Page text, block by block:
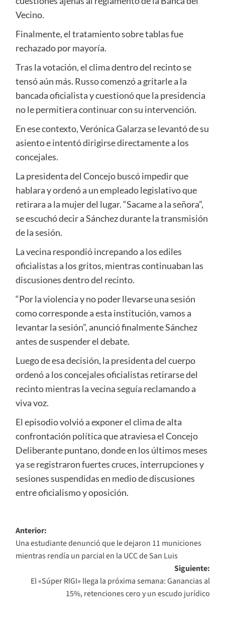
Vecino.
Finalmente, el tratamiento sobre tablas fue
rechazado por mayoría.
Tras la votación, el clima dentro del recinto se
tensó aún más. Russo comenzó a gritarle a la
bancada oficialista y cuestionó que la presidencia
no le permitiera continuar con su intervención.
En ese contexto, Verónica Galarza se levantó de su
asiento e intentó dirigirse directamente a los
concejales.
La presidenta del Concejo buscó impedir que
hablara y ordenó a un empleado legislativo que
retirara a la mujer del lugar. “Sacame a la señora”,
se escuchó decir a Sánchez durante la transmisión
de la sesión.
La vecina respondió increpando a los ediles
oficialistas a los gritos, mientras continuaban las
discusiones dentro del recinto.
“Por la violencia y no poder llevarse una sesión
como corresponde a esta institución, vamos a
levantar la sesión”, anunció finalmente Sánchez
antes de suspender el debate.
Luego de esa decisión, la presidenta del cuerpo
ordenó a los concejales oficialistas retirarse del
recinto mientras la vecina seguía reclamando a
viva voz.
El episodio volvió a exponer el clima de alta
confrontación política que atraviesa el Concejo
Deliberante puntano, donde en los últimos meses
ya se registraron fuertes cruces, interrupciones y
sesiones suspendidas en medio de discusiones
entre oficialismo y oposición.
Navegación
de
entradas
Anterior:
Una estudiante denunció que le dejaron 11 municiones
mientras rendía un parcial en la UCC de San Luis
Siguiente:
El «Súper RIGI» llega la próxima semana: Ganancias al
15%, retenciones cero y un escudo jurídico